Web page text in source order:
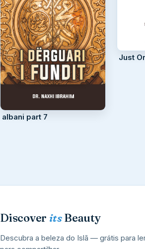
albani part 7
Just
Discover itsBeauty
Descubra a beleza do Islã — grátis para